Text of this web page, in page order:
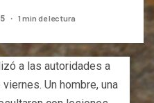
1 min de lectura
a las autoridades a
Un hombre, una